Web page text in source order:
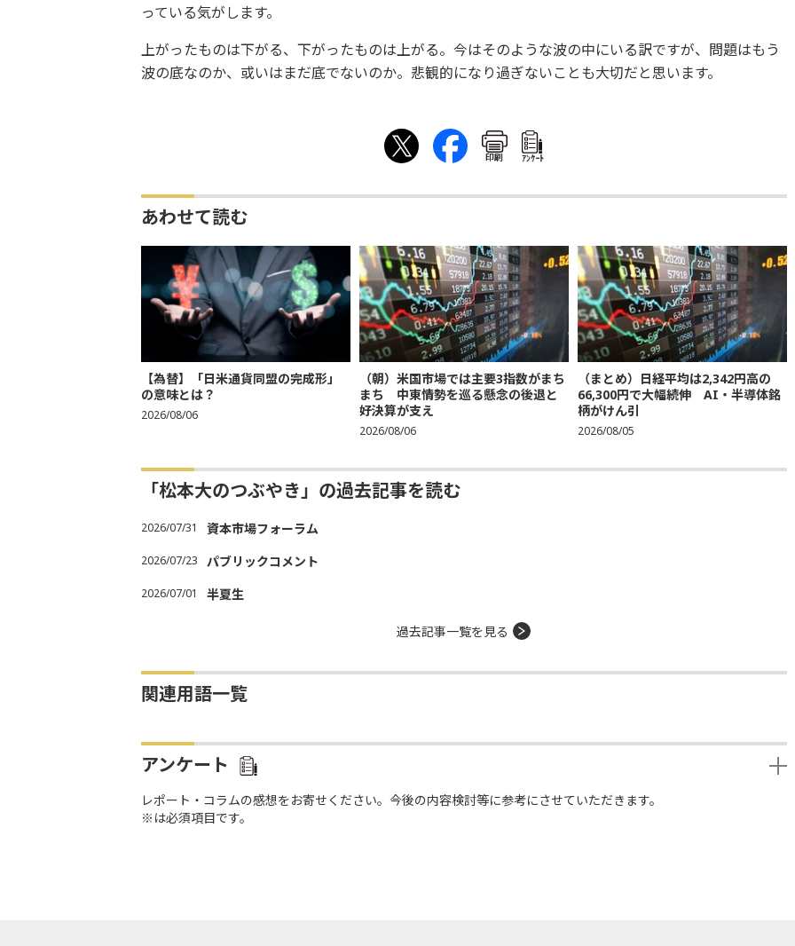
っている気がします。
上がったものは下がる、下がったものは上がる。今はそのような波の中にいる訳ですが、問題はもう
波の底なのか、或いはまだ底でないのか。悲観的になり過ぎないことも大切だと思います。
印刷 ｱﾝｹｰﾄ
あわせて読む
【為替】「日米通貨同盟の完成形」
の意味とは？
2026/08/06
（朝）米国市場では主要3指数がまち
まち 中東情勢を巡る懸念の後退と
好決算が支え
2026/08/06
（まとめ）日経平均は2,342円高の
66,300円で大幅続伸 AI・半導体銘
柄がけん引
2026/08/05
「松本大のつぶやき」の過去記事を読む
2026/07/31 資本市場フォーラム
2026/07/23 パブリックコメント
2026/07/01 半夏生
過去記事一覧を見る
関連用語一覧
アンケート
レポート・コラムの感想をお寄せください。今後の内容検討等に参考にさせていただきます。
※は必須項目です。